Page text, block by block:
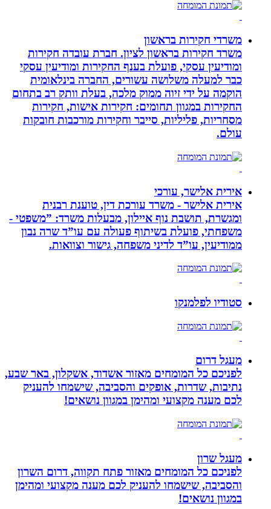
משרדי חקירות בראשון
משרד חקירות בראשון לציון. חברת עובדה חקירות
ומודיעין עסקי, פועלת בענף החקירות ומודיעין עסקי
כבר למעלה משלושה עשורים, החברה בינלאומית
הוקמה על ידי זיוה ממוק מלכה, בעלת וותק רב בתחום
החקירות במגוון תחומים: חקירות אישות, חקירות
מסחריות, פליליות, סייבר וחקירות מורכבות חובקות
עולם.
אירית אלישר, עורכי
אירית אלישר - משרד עורכת דין, טוענת רבנית
ומגשרת, תושבת נוף איילון, מבעלות משרד: ”משפטי -
משפחתי, פועלת בשיתוף פעולה עם עו”ד שרה נבון
ממודיעין, עו”ד לדיני משפחה, גישור וצוואות.
סטודיו לפלמנקו
מעגל דרום
לפניכם כל המומחים מאזור אשדוד, אשקלון, באר שבע,
נתיבות, שדרות, אופקים והסביבה, שישמחו להעניק
לכם מענה מקצועי ומהימן במגוון נושאים!
מעגל שרון
לפניכם כל המומחים מאזור פתח תקווה, דרום השרון
והסביבה, שישמחו להעניק לכם מענה מקצועי ומהימן
במגוון נושאים!